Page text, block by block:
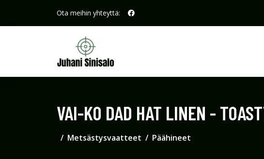
Ota meihin yhteyttä:
VAI-KO DAD HAT LINEN -
Metsästysvaatteet Päähineet